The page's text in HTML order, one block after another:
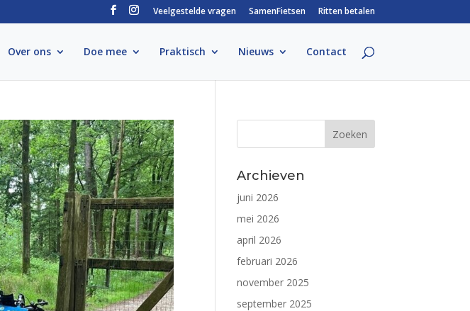
Veelgestelde vragen SamenFietsen Ritten betalen
Over ons Doe mee Praktisch Nieuws Contact
Archieven
juni 2026
mei 2026
april 2026
februari 2026
november 2025
september 2025